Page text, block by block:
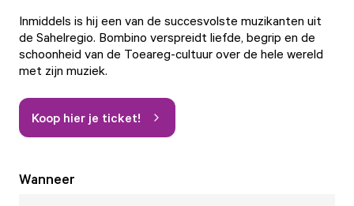
Inmiddels is hij een van de succesvolste muzikanten uit
de Sahelregio. Bombino verspreidt liefde, begrip en de
schoonheid van de Toeareg-cultuur over de hele wereld
met zijn muziek.
Koop hier je ticket!
Wanneer